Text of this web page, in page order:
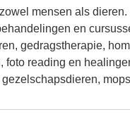
mensen als
en
gedragstherapie,
reading en